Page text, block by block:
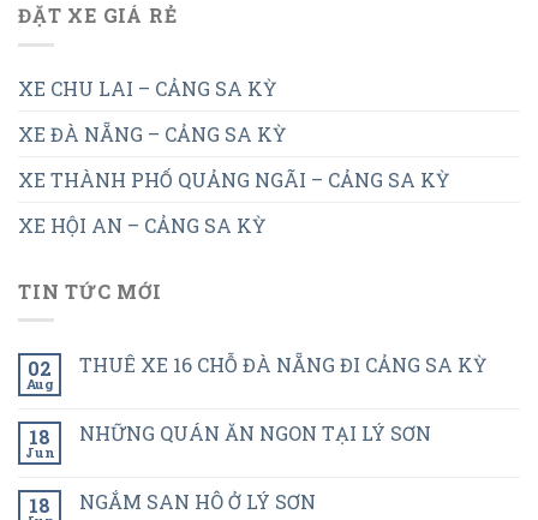
ĐẶT XE GIÁ RẺ
XE CHU LAI – CẢNG SA KỲ
XE ĐÀ NẴNG – CẢNG SA KỲ
XE THÀNH PHỐ QUẢNG NGÃI – CẢNG SA KỲ
XE HỘI AN – CẢNG SA KỲ
TIN TỨC MỚI
02
Aug
THUÊ XE 16 CHỖ ĐÀ NẴNG ĐI CẢNG SA KỲ
18
Jun
NHỮNG QUÁN ĂN NGON TẠI LÝ SƠN
18 NGẮM SAN HÔ Ở LÝ SƠN